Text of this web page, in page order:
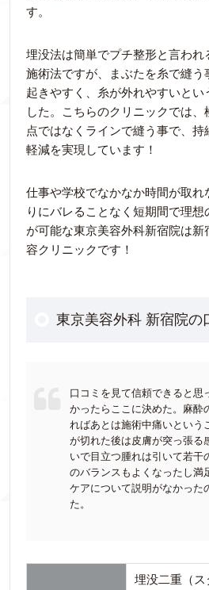
す。
埋没法は簡単でプチ整形と言わ
施術法ですが、まぶたを糸で縫
起きやすく、糸が外れやすいとい
した。こちらのクリニックでは
点ではなくラインで縫う事で、
軽減を実現しています！
仕事や学校でなかなか時間が取れ
りにバレることなく短期間で理想
が可能な東京美容外科新宿院は
容クリニックです！
東京美容外科 新宿院の
口コミを見て信頼できると思
かったらここに決めた。麻酔
ればあとは施術中痛いという
が切れた後は皮膚が突っ張る
いで目立つ腫れは引いて若干
のバランスもよくなったし満
ケアについて説明がなかった
た。
埋没二重（ス